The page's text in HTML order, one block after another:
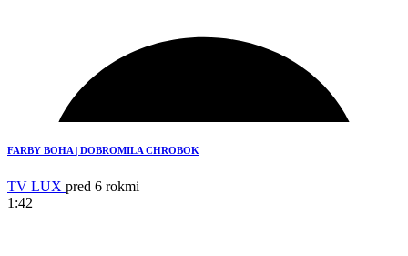
FARBY BOHA | DOBROMILA CHROBOK
TV LUX pred 6 rokmi
1:42